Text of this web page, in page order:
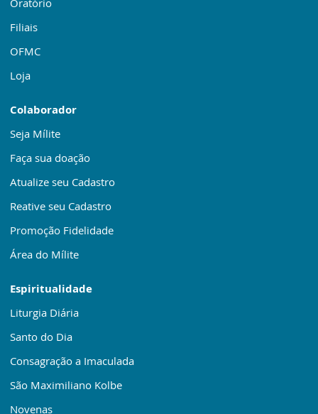
Oratório
Filiais
OFMC
Loja
Colaborador
Seja Mílite
Faça sua doação
Atualize seu Cadastro
Reative seu Cadastro
Promoção Fidelidade
Área do Mílite
Espiritualidade
Liturgia Diária
Santo do Dia
Consagração a Imaculada
São Maximiliano Kolbe
Novenas